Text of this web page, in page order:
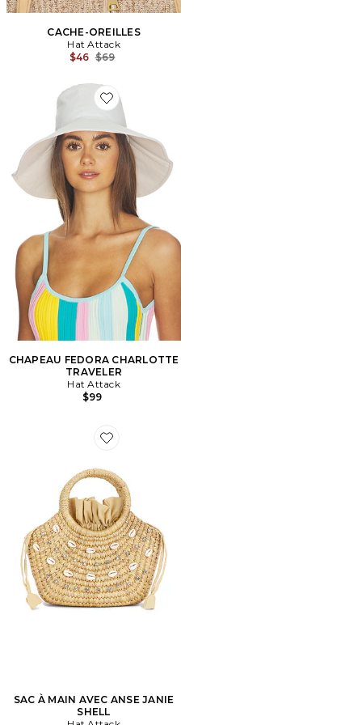
CACHE-OREILLES
Hat Attack
$46 Previous price:
$69
Favorite CHAPEAU FEDORA CHARLOTTE TRAVELER
CHAPEAU FEDORA CHARLOTTE
TRAVELER
Hat Attack
$99
Favorite SAC À MAIN AVEC ANSE JANIE SHELL
SAC À MAIN AVEC ANSE JANIE
SHELL